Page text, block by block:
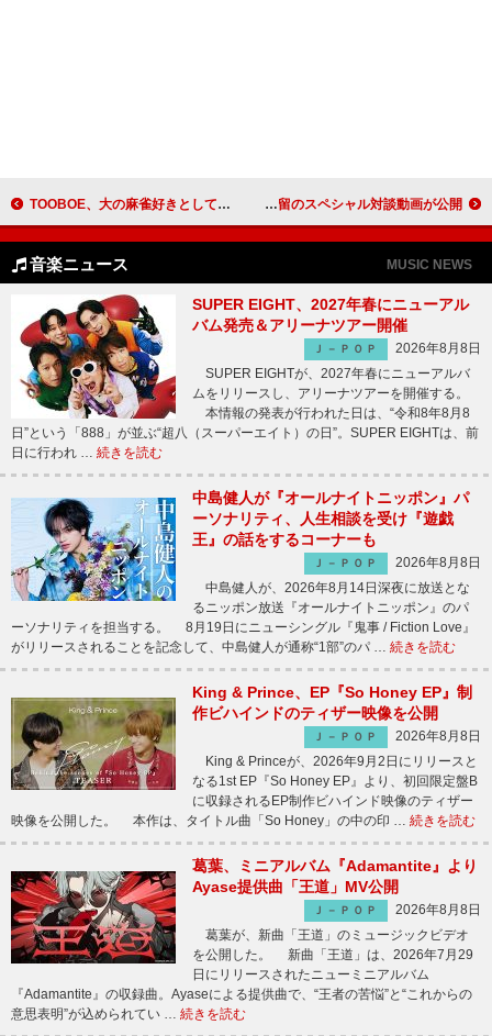
TOOBOE、大の麻雀好きとして『熱闘Mリーグ』新EDテーマを書き下ろし WOOZI（SEVENTEEN）×『BEASTARS』板垣巴留のスペシャル対談動画が公開
音楽ニュース MUSIC NEWS
SUPER EIGHT、2027年春にニューアル
バム発売＆アリーナツアー開催
Ｊ－ＰＯＰ
2026年8月8日
SUPER EIGHTが、2027年春にニューアルバ
ムをリリースし、アリーナツアーを開催する。
本情報の発表が行われた日は、“令和8年8月8
日”という「888」が並ぶ“超八（スーパーエイト）の日”。SUPER EIGHTは、前
日に行われ … 続きを読む
中島健人が『オールナイトニッポン』パ
ーソナリティ、人生相談を受け『遊戯
王』の話をするコーナーも
Ｊ－ＰＯＰ
2026年8月8日
中島健人が、2026年8月14日深夜に放送とな
るニッポン放送『オールナイトニッポン』のパ
ーソナリティを担当する。 8月19日にニューシングル『鬼事 / Fiction Love』
がリリースされることを記念して、中島健人が通称“1部”のパ … 続きを読む
King & Prince、EP『So Honey EP』制
作ビハインドのティザー映像を公開
Ｊ－ＰＯＰ
2026年8月8日
King & Princeが、2026年9月2日にリリースと
なる1st EP『So Honey EP』より、初回限定盤B
に収録されるEP制作ビハインド映像のティザー
映像を公開した。 本作は、タイトル曲「So Honey」の中の印 … 続きを読む
葛葉、ミニアルバム『Adamantite』より
Ayase提供曲「王道」MV公開
Ｊ－ＰＯＰ
2026年8月8日
葛葉が、新曲「王道」のミュージックビデオ
を公開した。 新曲「王道」は、2026年7月29
日にリリースされたニューミニアルバム
『Adamantite』の収録曲。Ayaseによる提供曲で、“王者の苦悩”と“これからの
意思表明”が込められてい … 続きを読む